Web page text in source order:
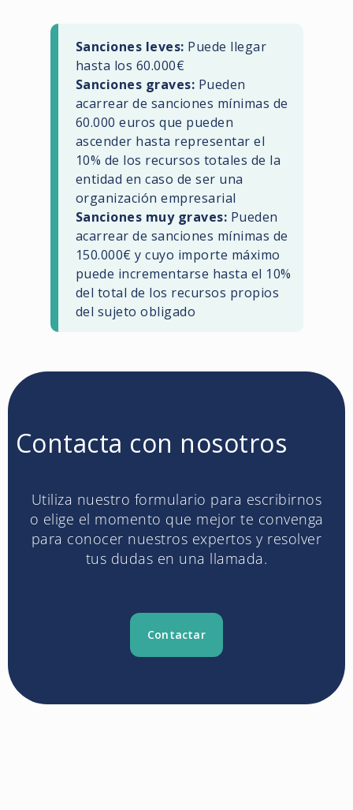
Sanciones leves: Puede llegar
hasta los 60.000€
Sanciones graves: Pueden
acarrear de sanciones mínimas de
60.000 euros que pueden
ascender hasta representar el
10% de los recursos totales de la
entidad en caso de ser una
organización empresarial
Sanciones muy graves: Pueden
acarrear de sanciones mínimas de
150.000€ y cuyo importe máximo
puede incrementarse hasta el 10%
del total de los recursos propios
del sujeto obligado
Contacta con nosotros
Utiliza nuestro formulario para escribirnos
o elige el momento que mejor te convenga
para conocer nuestros expertos y resolver
tus dudas en una llamada.
Contactar